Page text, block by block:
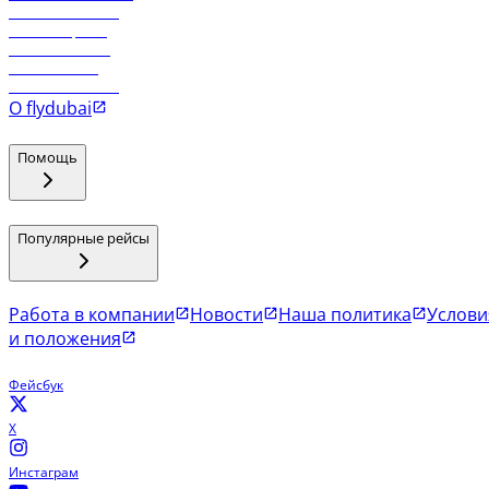
О flydubai
Помощь
Популярные рейсы
Работа в компании Новости Наша политика
и положения
Фейсбук
X
Инстаграм